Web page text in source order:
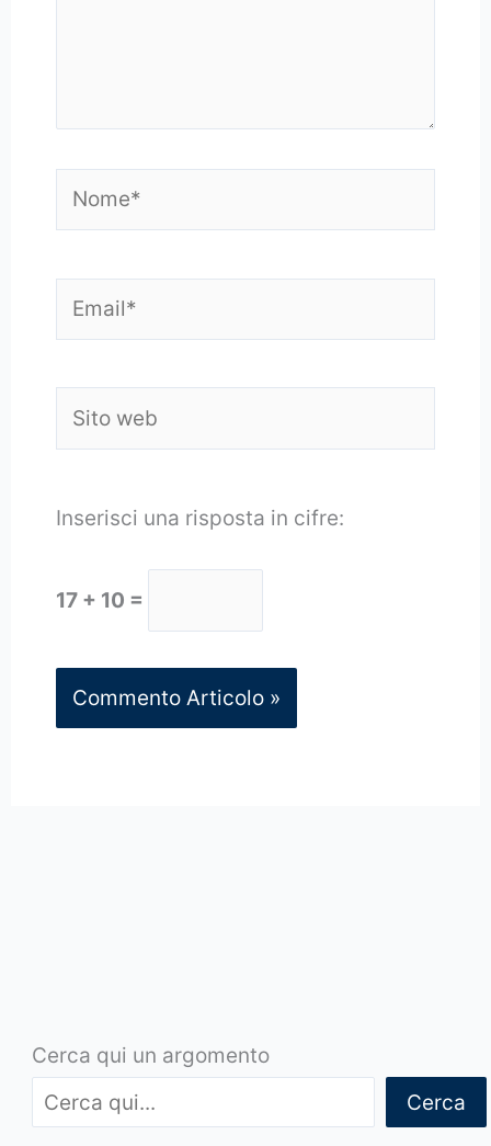
web
Inserisci una risposta in cifre:
17 + 10 =
Cerca qui un argomento
Cerca